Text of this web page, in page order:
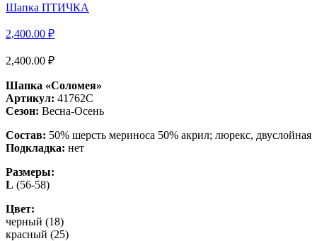
Шапка ПТИЧКА
2,400.00 ₽
2,400.00 ₽
Шапка «Соломея»
Артикул: 41762С
Сезон: Весна-Осень
Состав: 50% шерсть мериноса 50% акрил; люрекс, двуслойная
Подкладка: нет
Размеры:
L (56-58)
Цвет:
черный (18)
красный (25)